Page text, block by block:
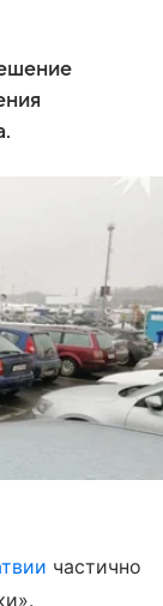
частично